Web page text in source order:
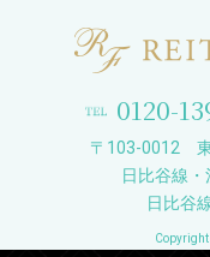
0120-
〒103-0012 東
日比谷線
日比谷
Copyright